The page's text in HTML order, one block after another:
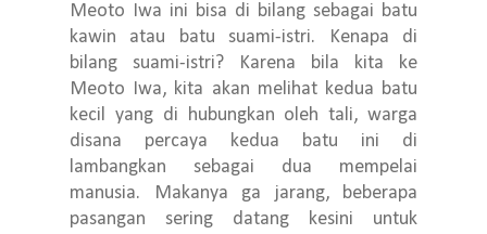
Meoto Iwa ini bisa di bilang sebagai batu
kawin atau batu suami-istri. Kenapa di
bilang suami-istri? Karena bila kita ke
Meoto Iwa, kita akan melihat kedua batu
kecil yang di hubungkan oleh tali, warga
disana percaya kedua batu ini di
lambangkan sebagai dua mempelai
manusia. Makanya ga jarang, beberapa
pasangan sering datang kesini untuk